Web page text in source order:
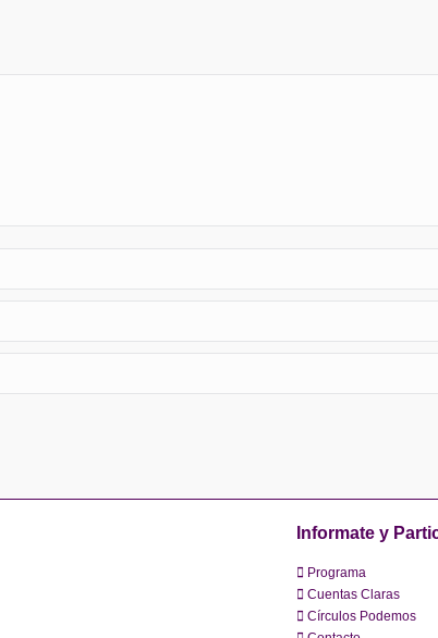
Informate y
Programa
Cuentas Claras
Círculos Podemos